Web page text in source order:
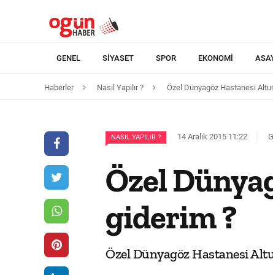
GENEL SIYASET SPOR EKONOMI
Haberler Nasıl Yapılır ? Özel Dünyagöz Hastanesi
NASIL YAPILIR ? 14 Aralık 2015 11:22
Özel
giderim ?
Özel Dünyagöz Hastanesi